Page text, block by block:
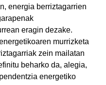
energia berriztagarrien
eragin dezake.
murrizketa
zein mailatan
beharko da, alegia,
energetiko